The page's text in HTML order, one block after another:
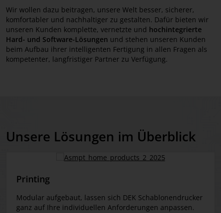
Kontakt
SMT-Themen im Fokus
Wir wollen dazu beitragen, unsere Welt besser, sicherer,
komfortabler und nachhaltiger zu gestalten. Dafür bieten wir
unseren Kunden komplette, vernetzte und hochintegrierte
Hard- und Software-Lösungen und stehen unseren Kunden
beim Aufbau ihrer intelligenten Fertigung in allen Fragen als
kompetenter, langfristiger Partner zu Verfügung.
Unsere Lösungen im Überblick
Printing
Modular aufgebaut, lassen sich DEK Schablonendrucker
ganz auf Ihre individuellen Anforderungen anpassen.